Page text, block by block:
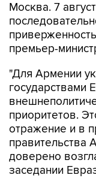
Москва. 7
премьер-
"Для Армении
государствами
приоритетов.
отражение и в
правительства
доверено
заседании